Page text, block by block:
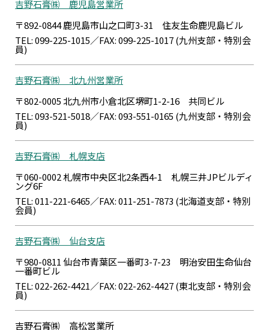
吉野石膏㈱ 鹿児島営業所
〒892-0844 鹿児島市山之口町3-31 住友生命鹿児島ビル
TEL: 099-225-1015／FAX: 099-225-1017 (九州支部・特別会
員)
吉野石膏㈱ 北九州営業所
〒802-0005 北九州市小倉北区堺町1-2-16 共同ビル
TEL: 093-521-5018／FAX: 093-551-0165 (九州支部・特別会
員)
吉野石膏㈱ 札幌支店
〒060-0002 札幌市中央区北2条西4-1 札幌三井JPビルディ
ング6F
TEL: 011-221-6465／FAX: 011-251-7873 (北海道支部・特別
会員)
吉野石膏㈱ 仙台支店
〒980-0811 仙台市青葉区一番町3-7-23 明治安田生命仙台
一番町ビル
TEL: 022-262-4421／FAX: 022-262-4427 (東北支部・特別会
員)
吉野石膏㈱ 高松営業所